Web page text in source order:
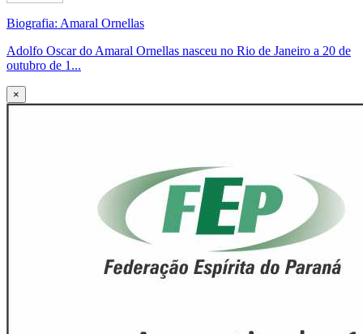
Biografia: Amaral Ornellas
Adolfo Oscar do Amaral Ornellas nasceu no Rio de Janeiro a 20 de
outubro de 1...
×